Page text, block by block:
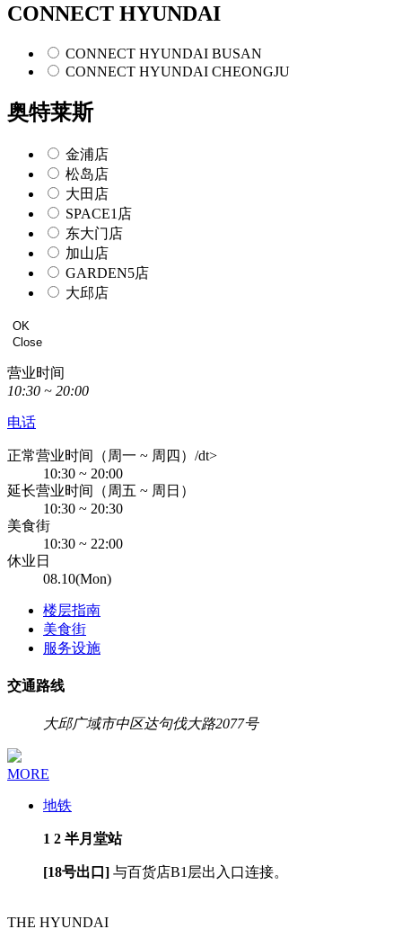
CONNECT HYUNDAI
CONNECT HYUNDAI BUSAN
CONNECT HYUNDAI CHEONGJU
奥特莱斯
金浦店
松岛店
大田店
SPACE1店
东大门店
加山店
GARDEN5店
大邱店
OK
Close
营业时间
10:30 ~ 20:00
电话
正常营业时间（周一 ~ 周四）/dt>
10:30 ~ 20:00
延长营业时间（周五 ~ 周日）
10:30 ~ 20:30
美食街
10:30 ~ 22:00
休业日
08.10(Mon)
楼层指南
美食街
服务设施
交通路线
大邱广域市中区达句伐大路2077号
MORE
地铁
1 2 半月堂站
[18号出口] 与百货店B1层出入口连接。
THE HYUNDAI